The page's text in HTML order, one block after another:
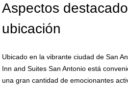
Aspectos
ubicación
Ubicado en la vibrante ciudad de San
Inn and Suites San Antonio está
una gran cantidad de emocionantes